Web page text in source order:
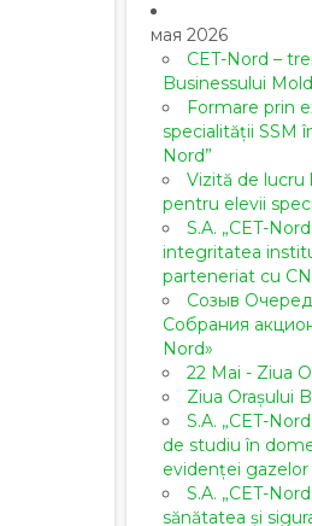
мая 2026
CET-Nord –
Businessului
Formare prin
specialității SSM
Nord”
Vizită de lucru
pentru elevii
S.A. „CET-
integritatea
parteneriat cu
Созыв
Собрания
Nord»
22 Mai - Ziua
Ziua Orașului
S.A. „CET-
de studiu în
evidenței gazelor
S.A. „CET-
sănătatea și